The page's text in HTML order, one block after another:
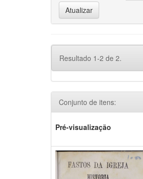
Resultado 1-2 de 2.
Conjunto de itens:
Pré-visualização